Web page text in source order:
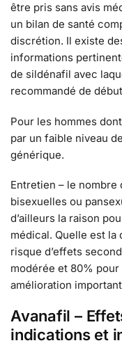
être pris sans avis
un bilan de santé
discrétion. Il existe
informations
de sildénafil avec
recommandé de
Pour les hommes
par un faible niveau
générique.
Entretien – le
bisexuelles ou
d’ailleurs la raison
médical. Quelle est la
risque d’effets
modérée et 80%
amélioration
Avanafil –
indications et